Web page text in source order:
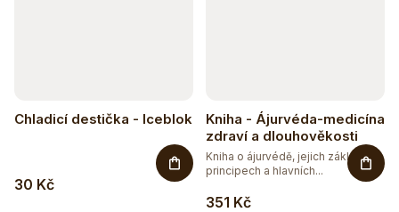
Chladicí destička - Iceblok
30 Kč
Kniha - Ájurvéda-medicína
zdraví a dlouhověkosti
351 Kč
Kniha o ájurvédě, jejich základních
principech a hlavních...